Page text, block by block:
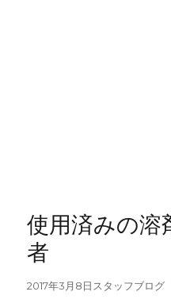
使用済みの
者
投
2017年3月8日 カ
スタッフブログ